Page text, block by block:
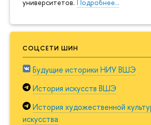
университетов. Подробнее…
СОЦСЕТИ ШИН
Будущие историки НИУ ВШЭ
История искусств ВШЭ
История художественной
искусства